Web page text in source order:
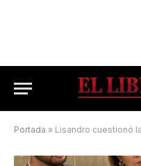
Portada » Lisandro cuestionó la